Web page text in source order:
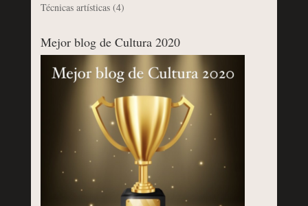
Técnicas artísticas(4)
Mejor blog de Cultura 2020